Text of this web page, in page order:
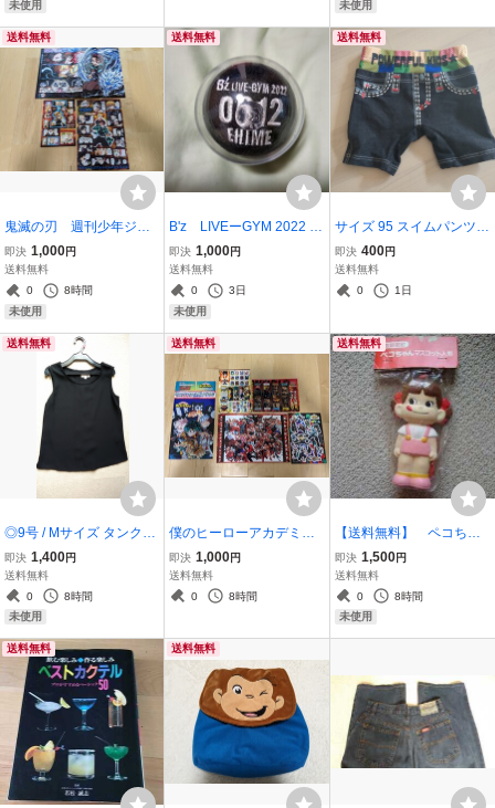
未使用
未使用
送料無料
鬼滅の刃 週刊少年ジャ
ンプ 雑誌 付録 ポス
ター シール
即決 1,000円
送料無料
0
8時間
未使用
送料無料
B'z LIVEーGYM 2022 E
HIME 0612 リストバン
ド 黒 ブラック BLAC
K ガチャ
即決 1,000円
送料無料
0
3日
未使用
送料無料
サイズ 95 スイムパンツ
男の子 水着 デニム風 ホー
ムクリーニング済
即決 400円
送料無料
0
1日
送料無料
◎9号 / Mサイズ タンクト
ップ 黒ブラック U-FACT
ORY ユー・ファクトリ
ー 制服 フォーマル 事務
服 新品
即決 1,400円
送料無料
0
8時間
未使用
送料無料
僕のヒーローアカデミ
ア 少年ジャンプ おま
け シール クリアしお
り クリアファイル
即決 1,000円
送料無料
0
8時間
送料無料
【送料無料】 ペコちゃ
ん マスコット人形 不
二家 未開封
即決 1,500円
送料無料
0
8時間
未使用
送料無料 送料無料